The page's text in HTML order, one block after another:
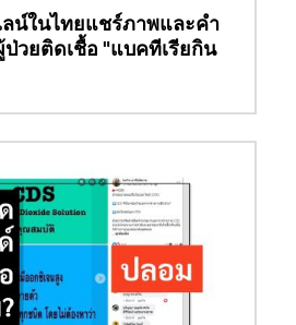
น์ในไทยแชร์ภาพและคำ
ป่วยติดเชื้อ "แบคทีเรียกิน